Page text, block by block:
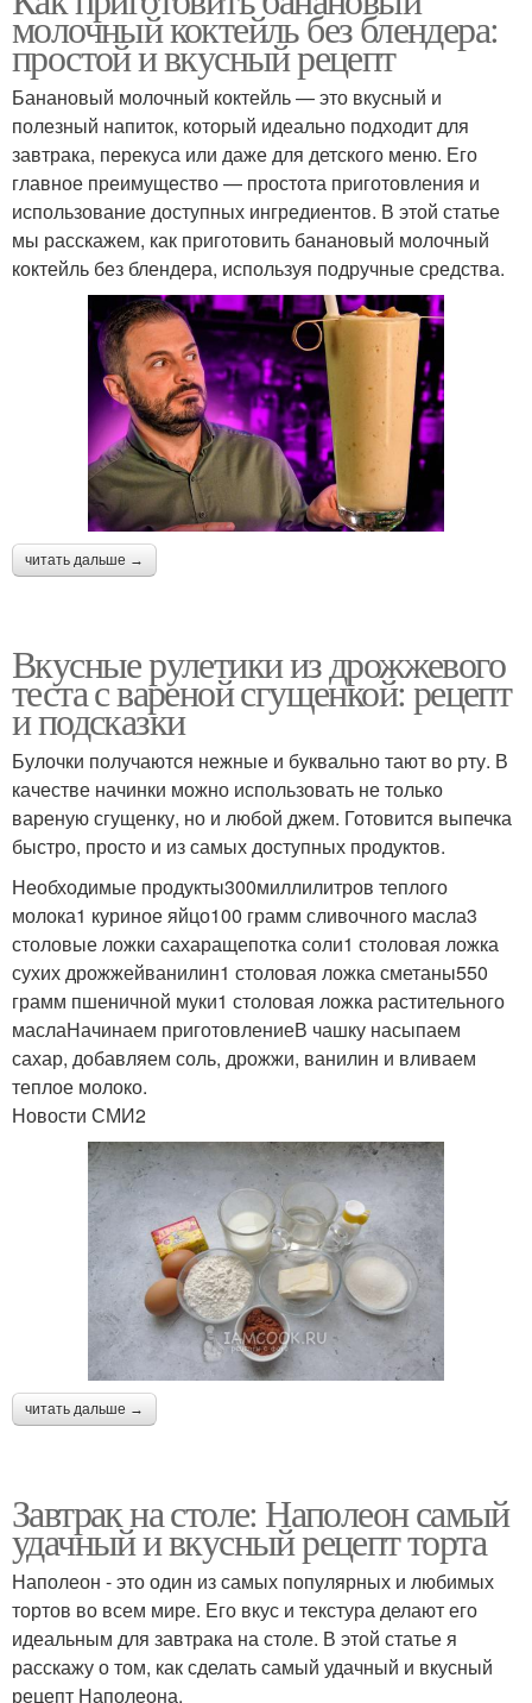
молочный коктейль без блендера:
простой и вкусный рецепт
Банановый молочный коктейль — это вкусный и
полезный напиток, который идеально подходит для
завтрака, перекуса или даже для детского меню. Его
главное преимущество — простота приготовления и
использование доступных ингредиентов. В этой статье
мы расскажем, как приготовить банановый молочный
коктейль без блендера, используя подручные средства.
читать дальше →
Вкусные рулетики из дрожжевого
теста с вареной сгущенкой: рецепт
и подсказки
Булочки получаются нежные и буквально тают во рту. В
качестве начинки можно использовать не только
вареную сгущенку, но и любой джем. Готовится выпечка
быстро, просто и из самых доступных продуктов.
Необходимые продукты300миллилитров теплого
молока1 куриное яйцо100 грамм сливочного масла3
столовые ложки сахаращепотка соли1 столовая ложка
сухих дрожжейванилин1 столовая ложка сметаны550
грамм пшеничной муки1 столовая ложка растительного
маслаНачинаем приготовлениеВ чашку насыпаем
сахар, добавляем соль, дрожжи, ванилин и вливаем
теплое молоко.
Новости СМИ2
читать дальше →
Завтрак на столе: Наполеон самый
удачный и вкусный рецепт торта
Наполеон - это один из самых популярных и любимых
тортов во всем мире. Его вкус и текстура делают его
идеальным для завтрака на столе. В этой статье я
расскажу о том, как сделать самый удачный и вкусный
рецепт Наполеона.